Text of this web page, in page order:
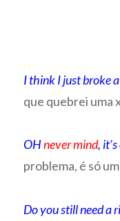
I think I just broke
que quebrei uma
OHnever mind,
problema, é só
Do you still need a